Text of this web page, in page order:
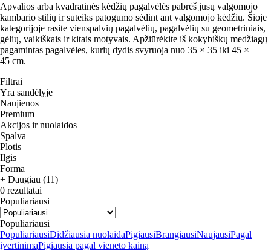
Apvalios arba kvadratinės kėdžių pagalvėlės pabrėš jūsų valgomojo
kambario stilių ir suteiks patogumo sėdint ant valgomojo kėdžių. Šioje
kategorijoje rasite vienspalvių pagalvėlių, pagalvėlių su geometriniais,
gėlių, vaikiškais ir kitais motyvais. Apžiūrėkite iš kokybiškų medžiagų
pagamintas pagalvėles, kurių dydis svyruoja nuo 35 × 35 iki 45 ×
45 cm.
Filtrai
Yra sandėlyje
Naujienos
Premium
Akcijos ir nuolaidos
Spalva
Plotis
Ilgis
Forma
+ Daugiau (11)
0 rezultatai
Populiariausi
Populiariausi
PopuliariausiDidžiausia nuolaidaPigiausiBrangiausiNaujausiPagal
įvertinimąPigiausia pagal vieneto kainą